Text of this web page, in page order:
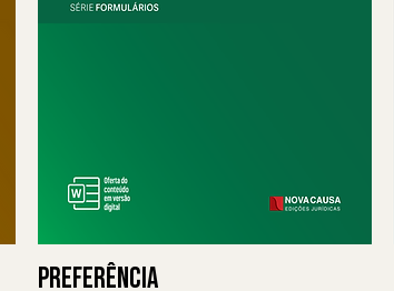
Preferência